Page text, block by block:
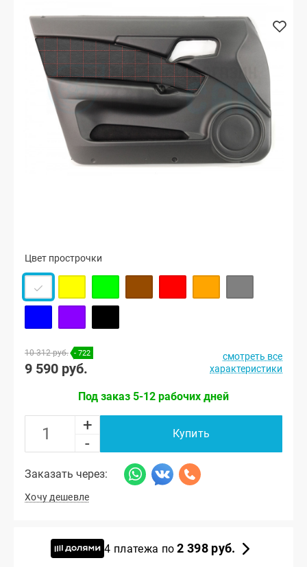
Цвет прострочки
10 312 руб. - 722
9 590 руб.
смотреть все
характеристики
Под заказ 5-12 рабочих дней
+
-
Купить
Заказать через:
Хочу дешевле
4 платежа по2 398 руб.